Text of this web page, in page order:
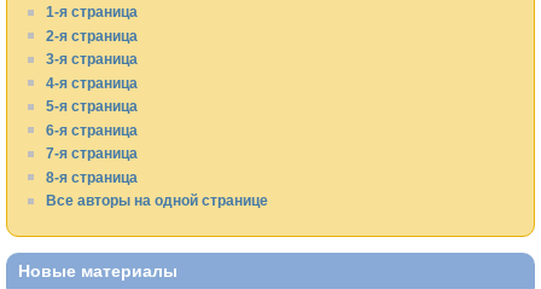
1-я страница
2-я страница
3-я страница
4-я страница
5-я страница
6-я страница
7-я страница
8-я страница
Все авторы на одной странице
Новые материалы